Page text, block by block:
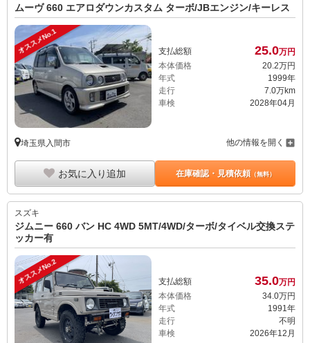
ムーヴ 660 エアロダウンカスタム ターボ/JBエンジン/キーレス
オススメNo.1 支払総額 25.0万円
本体価格
20.2万円
年式
1999年
走行
7.0万km
車検
2028年04月
埼玉県入間市 他の情報を開く
お気に入り追加 在庫確認・見積依頼（無料）
スズキ
ジムニー 660 バン HC 4WD 5MT/4WD/ターボ/タイベル交換ステ
ッカー有
オススメNo.2 支払総額 35.0万円
本体価格
34. 0万円
年式
1991年
走行
不明
車検
2026年12月